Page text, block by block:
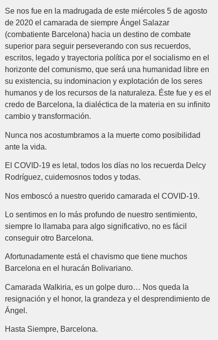
Se nos fue en la madrugada de este miércoles 5 de agosto
de 2020 el camarada de siempre Ángel Salazar
(combatiente Barcelona) hacia un destino de combate
superior para seguir perseverando con sus recuerdos,
escritos, legado y trayectoria política por el socialismo en el
horizonte del comunismo, que será una humanidad libre en
su existencia, su indominacion y explotación de los seres
humanos y de los recursos de la naturaleza. Éste fue y es el
credo de Barcelona, la dialéctica de la materia en su infinito
cambio y transformación.
Nunca nos acostumbramos a la muerte como posibilidad
ante la vida.
El COVID-19 es letal, todos los días no los recuerda Delcy
Rodríguez, cuidemosnos todos y todas.
Nos emboscó a nuestro querido camarada el COVID-19.
Lo sentimos en lo más profundo de nuestro sentimiento,
siempre lo llamaba para algo significativo, no es fácil
conseguir otro Barcelona.
Afortunadamente está el chavismo que tiene muchos
Barcelona en el huracán Bolivariano.
Camarada Walkiria, es un golpe duro… Nos queda la
resignación y el honor, la grandeza y el desprendimiento de
Ángel.
Hasta Siempre, Barcelona.